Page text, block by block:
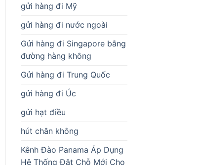
gửi hàng đi Mỹ
gửi hàng đi nước ngoài
Gửi hàng đi Singapore bằng
đường hàng không
Gửi hàng đi Trung Quốc
gửi hàng đi Úc
gửi hạt điều
hút chân không
Kênh Đào Panama Áp Dụng
Hệ Thống Đặt Chỗ Mới Cho